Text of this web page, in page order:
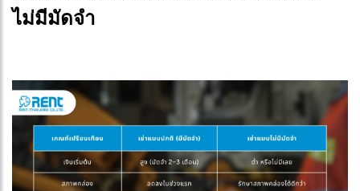
ไม่มีมัดจำ